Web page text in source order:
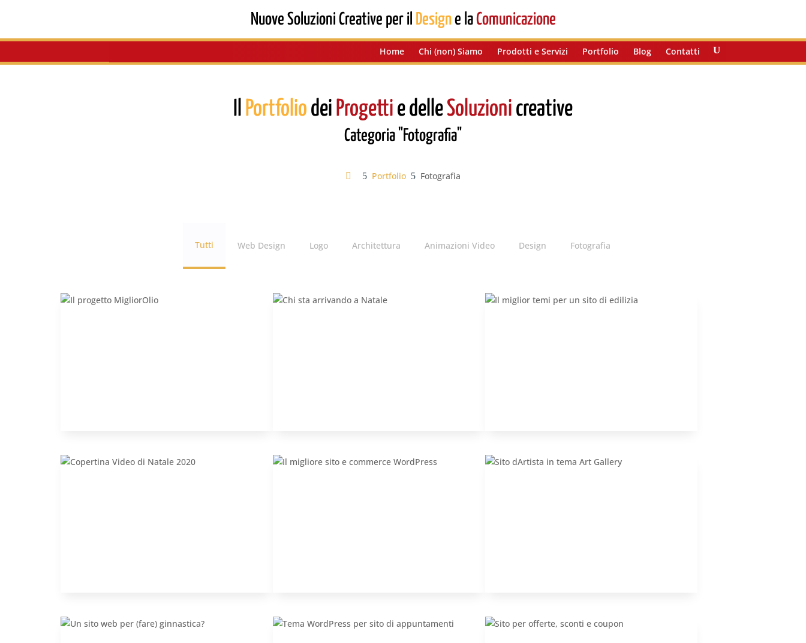
Home Chi (non) Siamo Prodotti e Servizi Portfolio Blog Contatti
Nuove Soluzioni Creative per il Designe laComunicazione
Il Portfolio dei Progetti e delleSoluzioni creative
Categoria "Fotografia"
5 Portfolio 5 Fotografia
Tutti Web Design Logo Architettura Animazioni Video Design Fotografia